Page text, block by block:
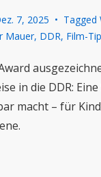
7, 2025
Mauer, DDR, Film-
in die DDR: Eine
macht – für